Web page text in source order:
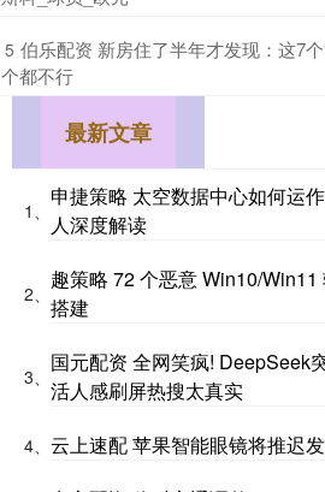
5 伯乐配资 新房住了半年才发现：这7
个都不行
最新文章
1、
申捷策略 太空数据中心如何运
人深度解读
2、
趣策略 72 个恶意 Win10/
搭建
3、
国元配资 全网笑疯! DeepSeek
活人感刷屏热搜太真实
4、 云上速配 苹果智能眼镜将推迟